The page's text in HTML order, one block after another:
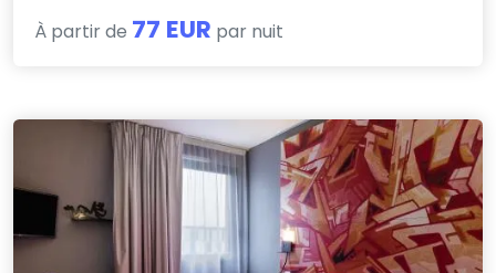
À partir de 77 EUR par nuit